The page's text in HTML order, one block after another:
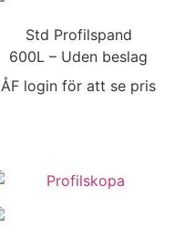
Std Profilspand
600L – Uden beslag
ÅF login för att se pris